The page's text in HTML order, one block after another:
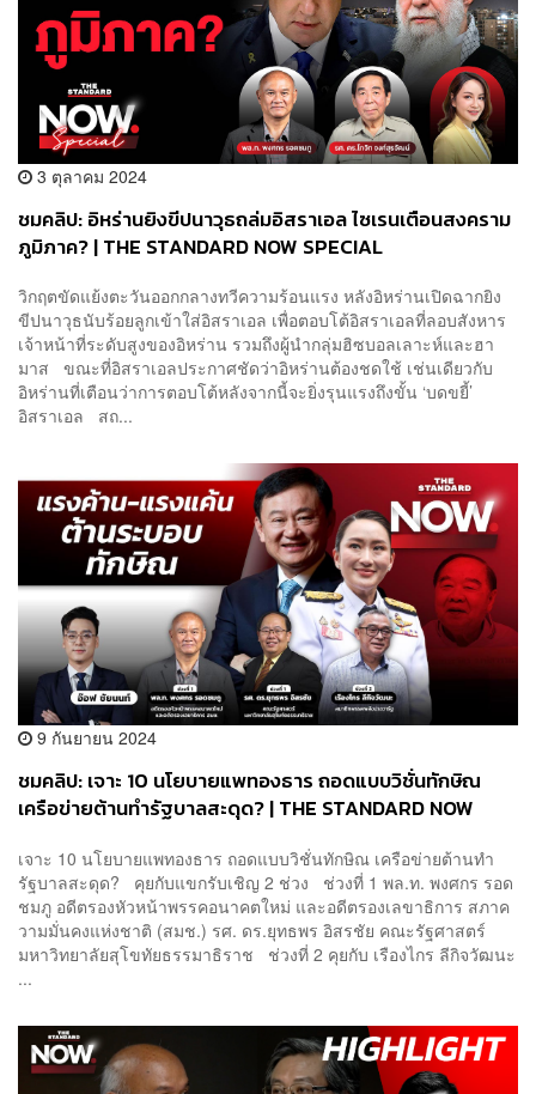
3 ตุลาคม 2024
ชมคลิป: อิหร่านยิงขีปนาวุธถล่มอิสราเอล ไซเรนเตือนสงคราม
ภูมิภาค? | THE STANDARD NOW SPECIAL
วิกฤตขัดแย้งตะวันออกกลางทวีความร้อนแรง หลังอิหร่านเปิดฉากยิง
ขีปนาวุธนับร้อยลูกเข้าใส่อิสราเอล เพื่อตอบโต้อิสราเอลที่ลอบสังหาร
เจ้าหน้าที่ระดับสูงของอิหร่าน รวมถึงผู้นำกลุ่มฮิซบอลเลาะห์และฮา
มาส ขณะที่อิสราเอลประกาศชัดว่าอิหร่านต้องชดใช้ เช่นเดียวกับ
อิหร่านที่เตือนว่าการตอบโต้หลังจากนี้จะยิ่งรุนแรงถึงขั้น ‘บดขยี้’
อิสราเอล สถ...
9 กันยายน 2024
ชมคลิป: เจาะ 10 นโยบายแพทองธาร ถอดแบบวิชั่นทักษิณ
เครือข่ายต้านทำรัฐบาลสะดุด? | THE STANDARD NOW
เจาะ 10 นโยบายแพทองธาร ถอดแบบวิชั่นทักษิณ เครือข่ายต้านทำ
รัฐบาลสะดุด? คุยกับแขกรับเชิญ 2 ช่วง ช่วงที่ 1 พล.ท. พงศกร รอด
ชมภู อดีตรองหัวหน้าพรรคอนาคตใหม่ และอดีตรองเลขาธิการ สภาค
วามมั่นคงแห่งชาติ (สมช.) รศ. ดร.ยุทธพร อิสรชัย คณะรัฐศาสตร์
มหาวิทยาลัยสุโขทัยธรรมาธิราช ช่วงที่ 2 คุยกับ เรืองไกร ลีกิจวัฒนะ
...